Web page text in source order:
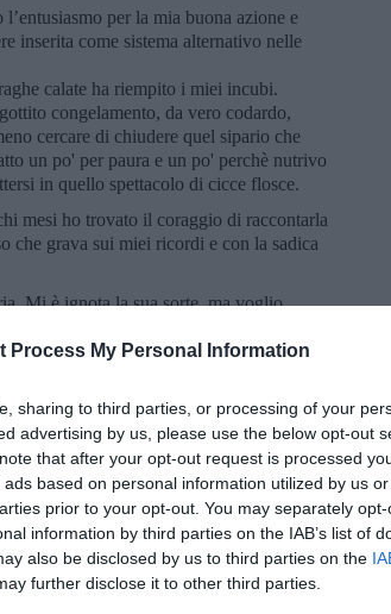
Process My Personal Information
sharing to third parties, or processing of your
advertising by us, please use the below opt-out
that after your opt-out request is processed
based on personal information utilized by us
prior to your opt-out. You may separately
information by third parties on the IAB’s list of
also be disclosed by us to third parties on the
further disclose it to other third parties.
per la mia buona azione e
inserita come sistema alternativo nelle
calate ha riempito i miei incubi.
congelamento, da vero codardo,
cercare di chiudere quel sipario che
un po' per paura e un po' perchè nutrivo
in quello spettacolo di cicce flosce.
mesi ho trovato il coraggio di raccontarla
che grava sui miei ricordi e con la sadica
Mi è ignota la sua sorte, ma voglio